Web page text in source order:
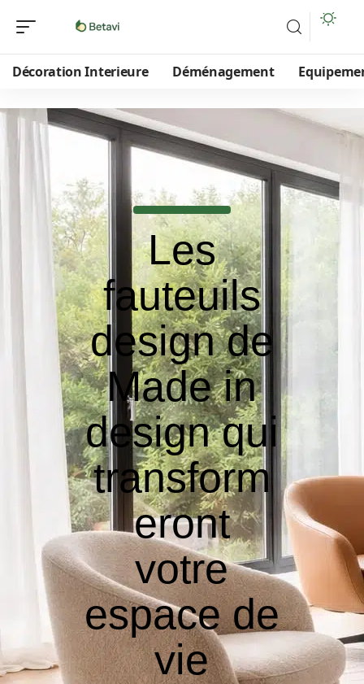
Décoration Interieure Déménagement
Les
fauteuils
design de
Made in
design qui
transform
eront
votre
espace de
vie